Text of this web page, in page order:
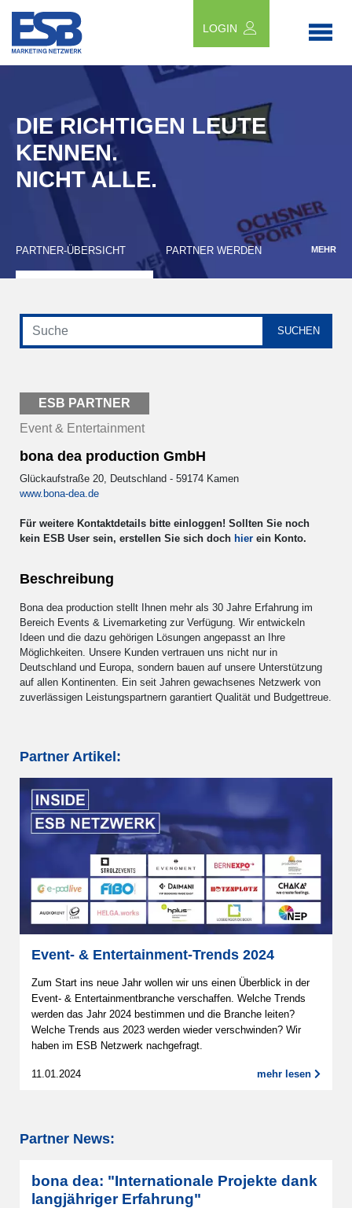
LOGIN
DIE RICHTIGEN LEUTE
KENNEN.
NICHT ALLE.
PARTNER-ÜBERSICHT PARTNER WERDEN MEHR
ESB PARTNER
Event & Entertainment
bona dea production GmbH
Glückaufstraße 20, Deutschland - 59174 Kamen
www.bona-dea.de
Für weitere Kontaktdetails bitte einloggen! Sollten Sie noch
kein ESB User sein, erstellen Sie sich doch hier ein Konto.
Beschreibung
Bona dea production stellt Ihnen mehr als 30 Jahre Erfahrung im
Bereich Events & Livemarketing zur Verfügung. Wir entwickeln
Ideen und die dazu gehörigen Lösungen angepasst an Ihre
Möglichkeiten. Unsere Kunden vertrauen uns nicht nur in
Deutschland und Europa, sondern bauen auf unsere Unterstützung
auf allen Kontinenten. Ein seit Jahren gewachsenes Netzwerk von
zuverlässigen Leistungspartnern garantiert Qualität und Budgettreue.
Partner Artikel:
Event- & Entertainment-Trends 2024
Zum Start ins neue Jahr wollen wir uns einen Überblick in der
Event- & Entertainmentbranche verschaffen. Welche Trends
werden das Jahr 2024 bestimmen und die Branche leiten?
Welche Trends aus 2023 werden wieder verschwinden? Wir
haben im ESB Netzwerk nachgefragt.
11.01.2024 mehr lesen
Partner News:
bona dea: "Internationale Projekte dank
langjähriger Erfahrung"